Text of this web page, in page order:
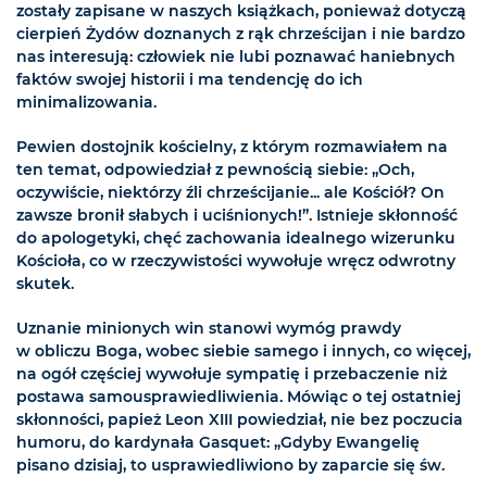
zostały zapisane w naszych książkach, ponieważ dotyczą
cierpień Żydów doznanych z rąk chrześcijan i nie bardzo
nas interesują: człowiek nie lubi poznawać haniebnych
faktów swojej historii i ma tendencję do ich
minimalizowania.
Pewien dostojnik kościelny, z którym rozmawiałem na
ten temat, odpowiedział z pewnością siebie: „Och,
oczywiście, niektórzy źli chrześcijanie... ale Kościół? On
zawsze bronił słabych i uciśnionych!”. Istnieje skłonność
do apologetyki, chęć zachowania idealnego wizerunku
Kościoła, co w rzeczywistości wywołuje wręcz odwrotny
skutek.
Uznanie minionych win stanowi wymóg prawdy
w obliczu Boga, wobec siebie samego i innych, co więcej,
na ogół częściej wywołuje sympatię i przebaczenie niż
postawa samousprawiedliwienia. Mówiąc o tej ostatniej
skłonności, papież Leon XIII powiedział, nie bez poczucia
humoru, do kardynała Gasquet: „Gdyby Ewangelię
pisano dzisiaj, to usprawiedliwiono by zaparcie się św.